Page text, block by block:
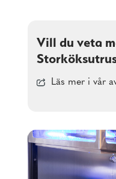
Vill du veta
Läs mer i vår